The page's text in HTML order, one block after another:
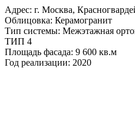
Адрес: г. Москва,
Облицовка: Керамогранит
Тип системы: Межэтажная
ТИП 4
Площадь фасада: 9 600 кв.м
Год реализации: 2020